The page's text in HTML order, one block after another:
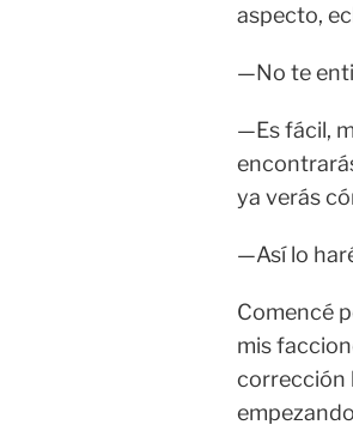
aspecto,
—No te
—Es fácil,
ya verás
—Así lo
Comencé
mis
corrección